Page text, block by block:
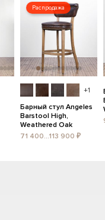
Распродажа
+1
Барный стул Angeles
Barstool High,
Weathered Oak
71 400...113 900 ₽